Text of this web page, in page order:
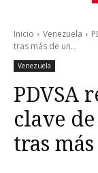
Inicio Venezuela
tras más de un...
Venezuela
PDVSA
clave
tras